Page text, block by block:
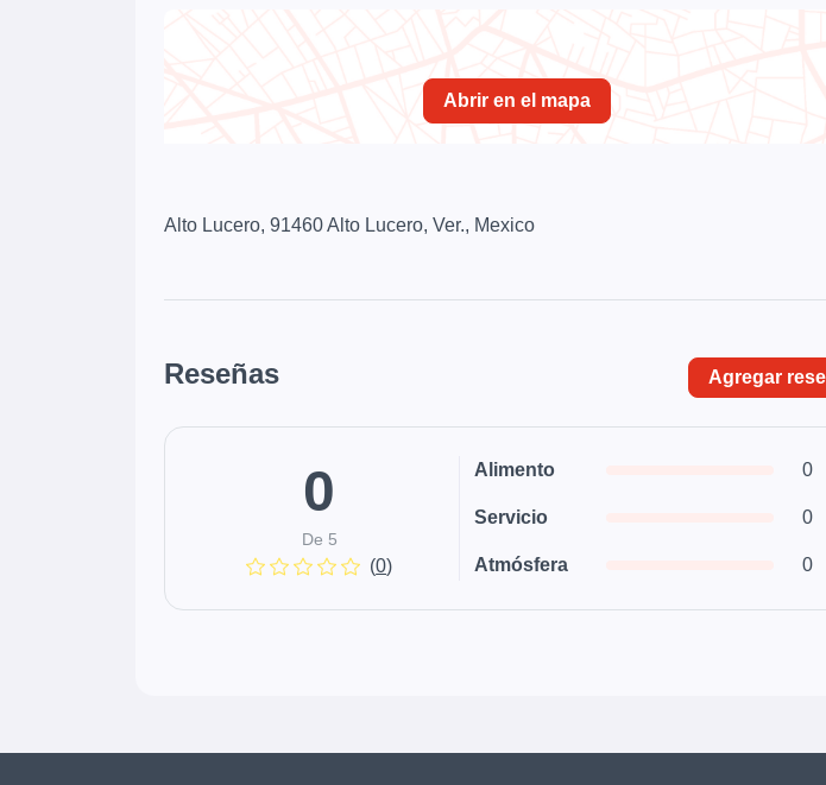
Abrir en el mapa
Alto Lucero, 91460 Alto Lucero, Ver., Mexico
Reseñas Agregar
0
De 5
(0)
Alimento
Servicio
Atmósfera
0
0
0